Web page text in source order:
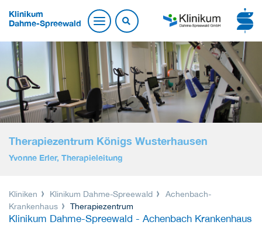
Klinikum
Dahme-Spreewald
Therapiezentrum Königs Wusterhausen
Yvonne Erler, Therapieleitung
Kliniken Klinikum Dahme-Spreewald
Achenbach-
Krankenhaus
Therapiezentrum
Klinikum Dahme-Spreewald - Achenbach Krankenhaus